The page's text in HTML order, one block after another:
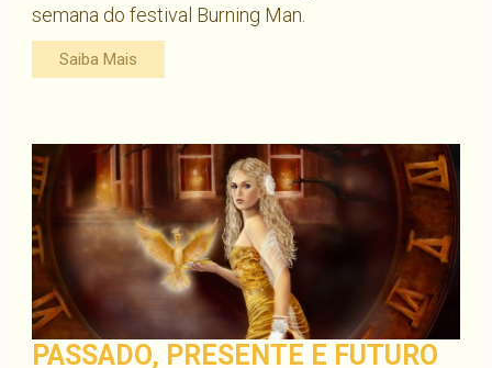
semana do festival Burning Man.
Saiba Mais
PASSADO, PRESENTE E FUTURO